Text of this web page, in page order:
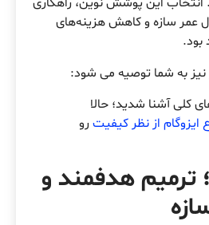
عمر سازه و کاهش هزینه‌های
بود.
نیز به شما توصیه می شود:
کلی آشنا شدید؛ حالا
ایزوگام از نظر کیفیترو
ترمیم هدفمند و